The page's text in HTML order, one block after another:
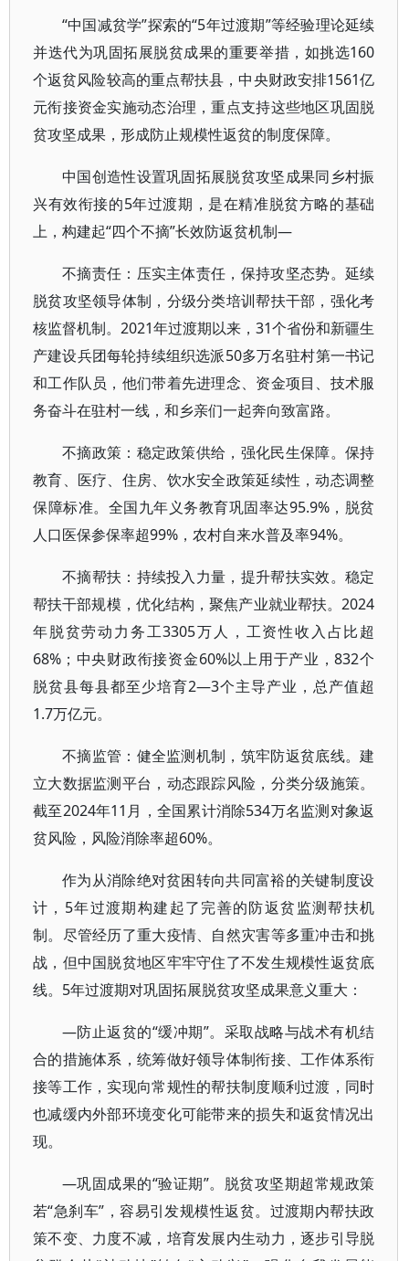
“中国减贫学”探索的“5年过渡期”等经验理论延续
并迭代为巩固拓展脱贫成果的重要举措，如挑选160
个返贫风险较高的重点帮扶县，中央财政安排1561亿
元衔接资金实施动态治理，重点支持这些地区巩固脱
贫攻坚成果，形成防止规模性返贫的制度保障。
中国创造性设置巩固拓展脱贫攻坚成果同乡村振
兴有效衔接的5年过渡期，是在精准脱贫方略的基础
上，构建起“四个不摘”长效防返贫机制—
不摘责任：压实主体责任，保持攻坚态势。延续
脱贫攻坚领导体制，分级分类培训帮扶干部，强化考
核监督机制。2021年过渡期以来，31个省份和新疆生
产建设兵团每轮持续组织选派50多万名驻村第一书记
和工作队员，他们带着先进理念、资金项目、技术服
务奋斗在驻村一线，和乡亲们一起奔向致富路。
不摘政策：稳定政策供给，强化民生保障。保持
教育、医疗、住房、饮水安全政策延续性，动态调整
保障标准。全国九年义务教育巩固率达95.9%，脱贫
人口医保参保率超99%，农村自来水普及率94%。
不摘帮扶：持续投入力量，提升帮扶实效。稳定
帮扶干部规模，优化结构，聚焦产业就业帮扶。2024
年脱贫劳动力务工3305万人，工资性收入占比超
68%；中央财政衔接资金60%以上用于产业，832个
脱贫县每县都至少培育2—3个主导产业，总产值超
1.7万亿元。
不摘监管：健全监测机制，筑牢防返贫底线。建
立大数据监测平台，动态跟踪风险，分类分级施策。
截至2024年11月，全国累计消除534万名监测对象返
贫风险，风险消除率超60%。
作为从消除绝对贫困转向共同富裕的关键制度设
计，5年过渡期构建起了完善的防返贫监测帮扶机
制。尽管经历了重大疫情、自然灾害等多重冲击和挑
战，但中国脱贫地区牢牢守住了不发生规模性返贫底
线。5年过渡期对巩固拓展脱贫攻坚成果意义重大：
—防止返贫的“缓冲期”。采取战略与战术有机结
合的措施体系，统筹做好领导体制衔接、工作体系衔
接等工作，实现向常规性的帮扶制度顺利过渡，同时
也减缓内外部环境变化可能带来的损失和返贫情况出
现。
—巩固成果的“验证期”。脱贫攻坚期超常规政策
若“急刹车”，容易引发规模性返贫。过渡期内帮扶政
策不变、力度不减，培育发展内生动力，逐步引导脱